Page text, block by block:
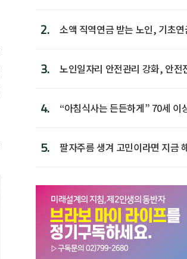
2.
소액 직역연금 받는 노인, 기초
3.
노인일자리 안전관리 강화, 안전
4.
“아침식사는 든든하게” 70세 이
5. 팔자주름 생겨 고민이라면 지금